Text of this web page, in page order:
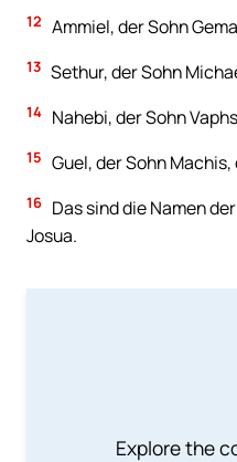
12 Ammiel, der Sohn
13 Sethur, der Sohn
14 Nahebi, der Sohn
15 Guel, der Sohn
16 Das sind die Namen
Josua.
Explore the